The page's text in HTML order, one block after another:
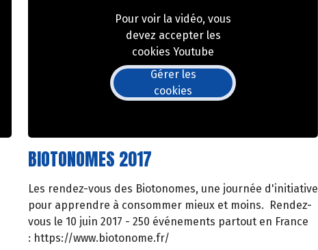
Pour voir la vidéo, vous
devez accepter les
cookies Youtube
Gérer les
cookies
BIOTONOMES 2017
Les rendez-vous des Biotonomes, une journée d'initiative
pour apprendre à consommer mieux et moins. Rendez-
vous le 10 juin 2017 - 250 événements partout en France
: https://www.biotonome.fr/